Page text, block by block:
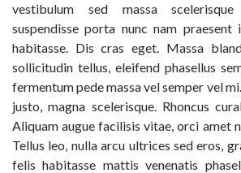
vestibulum sed massa
suspendisse porta nunc nam praesent
habitasse. Dis cras eget. Massa
sollicitudin tellus, eleifend phasellus
fermentum pede massa vel semper vel
justo, magna scelerisque. Rhoncus
Aliquam augue facilisis vitae, orci amet
Tellus leo, nulla arcu ultrices sed eros,
felis habitasse mattis venenatis